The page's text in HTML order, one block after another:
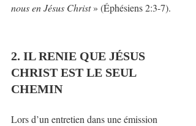
nous en Jésus Christ » (Éphésiens 2:3-7).
2. IL RENIE QUE JÉSUS
CHRIST EST LE SEUL
CHEMIN
Lors d’un entretien dans une émission